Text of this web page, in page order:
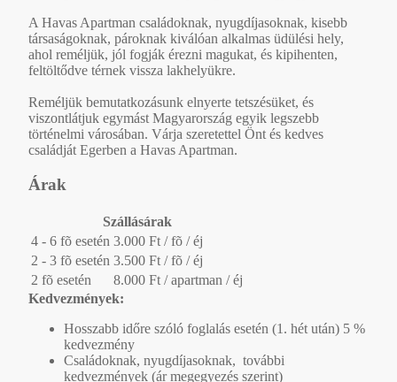
A Havas Apartman családoknak, nyugdíjasoknak, kisebb
társaságoknak, pároknak kiválóan alkalmas üdülési hely,
ahol reméljük, jól fogják érezni magukat, és kipihenten,
feltöltődve térnek vissza lakhelyükre.
Reméljük bemutatkozásunk elnyerte tetszésüket, és
viszontlátjuk egymást Magyarország egyik legszebb
történelmi városában. Várja szeretettel Önt és kedves
családját Egerben a Havas Apartman.
Árak
Szállásárak
4 - 6 fõ esetén 3.000 Ft / fõ / éj
2 - 3 fõ esetén 3.500 Ft / fõ / éj
2 fõ esetén
8.000 Ft / apartman / éj
Kedvezmények:
Hosszabb időre szóló foglalás esetén (1. hét után) 5 %
kedvezmény
Családoknak, nyugdíjasoknak, további
kedvezmények (ár megegyezés szerint)